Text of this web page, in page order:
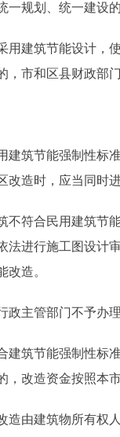
划、统一建设的
建筑节能设计，使
，市和区县财政部
节能强制性标准
改造时，应当同时
合民用建筑节能
法进行施工图设计
改造。
主管部门不予办
节能强制性标准
，改造资金按照本
建筑物所有权人